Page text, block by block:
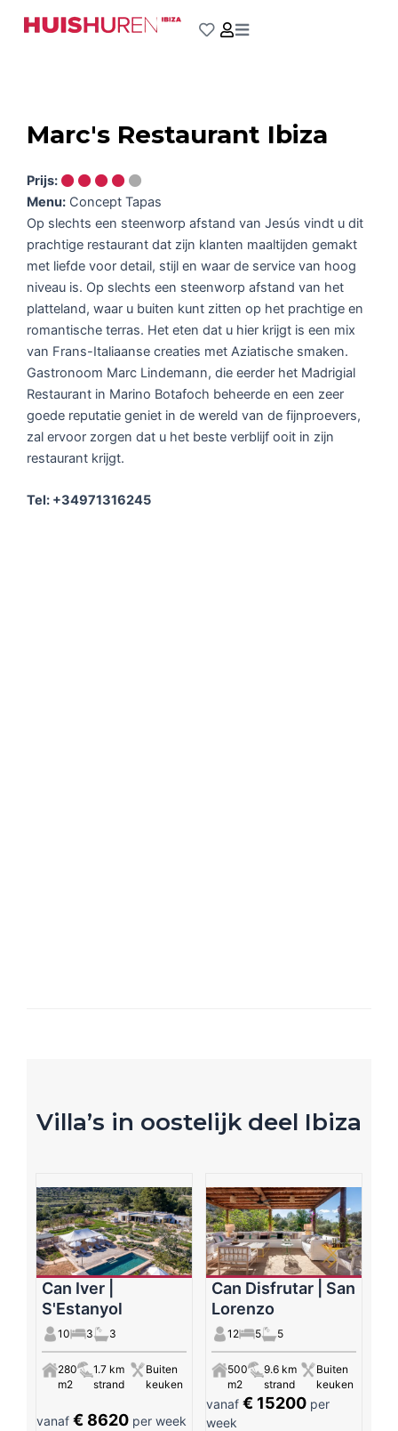
naar
Marc's Restaurant Ibiza
Prijs:
Menu: Concept Tapas
Op slechts een steenworp afstand van Jesús vindt u dit
prachtige restaurant dat zijn klanten maaltijden gemakt
met liefde voor detail, stijl en waar de service van hoog
niveau is. Op slechts een steenworp afstand van het
platteland, waar u buiten kunt zitten op het prachtige en
romantische terras. Het eten dat u hier krijgt is een mix
van Frans-Italiaanse creaties met Aziatische smaken.
Gastronoom Marc Lindemann, die eerder het Madrigial
Restaurant in Marino Botafoch beheerde en een zeer
goede reputatie geniet in de wereld van de fijnproevers,
zal ervoor zorgen dat u het beste verblijf ooit in zijn
restaurant krijgt.
Tel: +34971316245
Villa’s in oostelijk deel Ibiza
Can Iver |
S'Estanyol
10 3 3
280
m2
1.7 km
strand
Buiten
keuken
vanaf € 8620 per week
Can Disfrutar | San
Lorenzo
12 5 5
500
m2
9.6 km
strand
Buiten
keuken
vanaf€ 15200 per
week